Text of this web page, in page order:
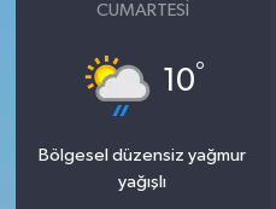
CUMARTESI
10°
Bölgesel düzensiz yağmur
yağışlı